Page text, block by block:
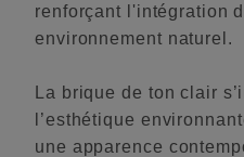
renforçant l'intégration
environnement naturel.
La brique de ton clair
l’esthétique
une apparence